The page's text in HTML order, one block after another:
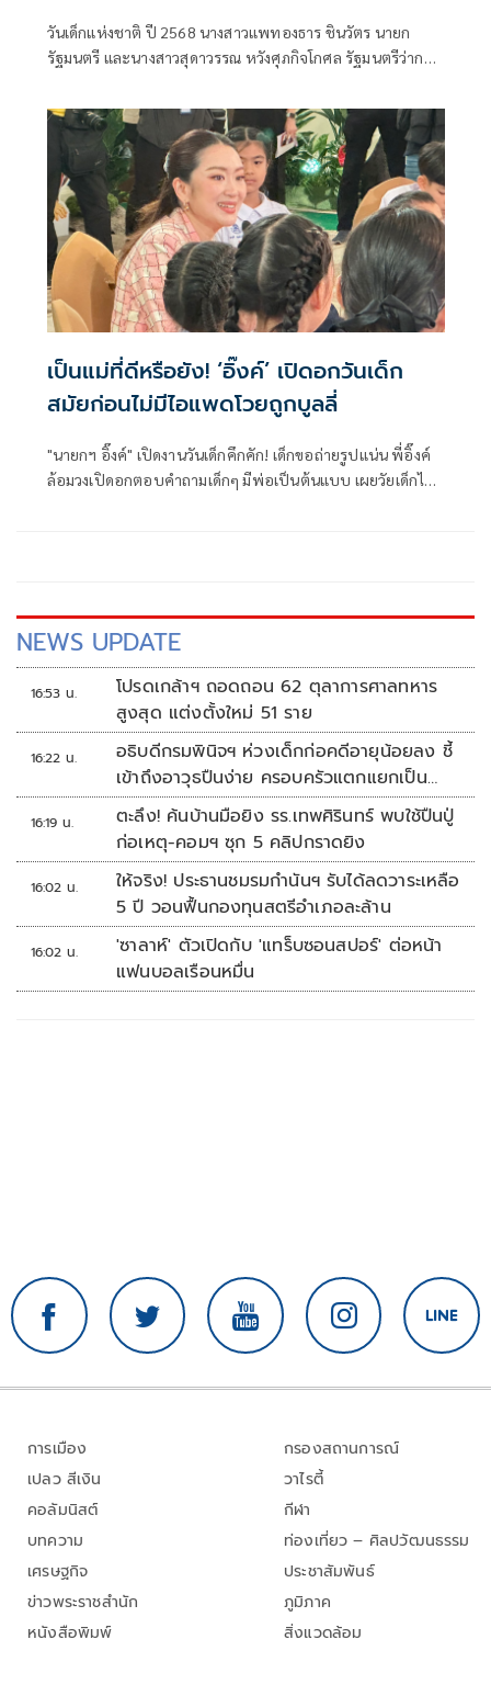
วันเด็กแห่งชาติ ปี 2568 นางสาวแพทองธาร ชินวัตร นายก
รัฐมนตรี และนางสาวสุดาวรรณ หวังศุภกิจโกศล รัฐมนตรีว่าการ
วัฒนธรรม เนื่องในงานวันเด็กแห่งชาติ ประจำปี 2568 ณ โถงตึก
สันติไมตรี ทำเนียบรัฐบาล เมื่อวันที่ 11 มกราคม 2567 ที่ผ่านมา
เป็นแม่ที่ดีหรือยัง! ‘อิ๊งค์’ เปิดอกวันเด็ก
สมัยก่อนไม่มีไอแพดโวยถูกบูลลี่
"นายกฯ อิ๊งค์" เปิดงานวันเด็กคึกคัก! เด็กขอถ่ายรูปแน่น พี่อิ๊งค์
ล้อมวงเปิดอกตอบคำถามเด็กๆ มีพ่อเป็นต้นแบบ เผยวัยเด็กไม่มี
NEWS UPDATE
16:53 น.
โปรดเกล้าฯ ถอดถอน 62 ตุลาการศาลทหาร
สูงสุด แต่งตั้งใหม่ 51 ราย
16:22 น.
อธิบดีกรมพินิจฯ ห่วงเด็กก่อคดีอายุน้อยลง ชี้
เข้าถึงอาวุธปืนง่าย ครอบครัวแตกแยกเป็น
ชนวนสำคัญ
16:19 น.
ตะลึง! ค้นบ้านมือยิง รร.เทพศิรินทร์ พบใช้ปืนปู่
ก่อเหตุ-คอมฯ ซุก 5 คลิปกราดยิง
16:02 น.
ให้จริง! ประธานชมรมกำนันฯ รับได้ลดวาระเหลือ
5 ปี วอนฟื้นกองทุนสตรีอำเภอละล้าน
16:02 น.
'ซาลาห์' ตัวเปิดกับ 'แทร็บซอนสปอร์' ต่อหน้า
แฟนบอลเรือนหมื่น
การเมือง
เปลว สีเงิน
คอลัมนิสต์
บทความ
เศรษฐกิจ
ข่าวพระราชสำนัก
หนังสือพิมพ์
กรองสถานการณ์
วาไรตี้
กีฬา
ท่องเที่ยว – ศิลปวัฒนธรรม
ประชาสัมพันธ์
ภูมิภาค
สิ่งแวดล้อม